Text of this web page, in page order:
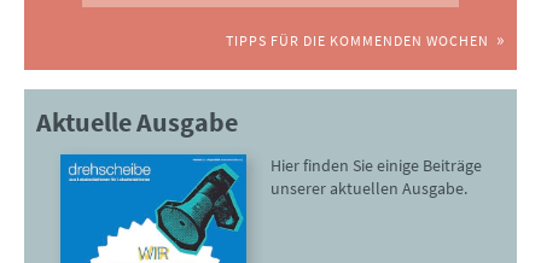
TIPPS FÜR DIE KOMMENDEN WOCHEN
Aktuelle Ausgabe
Hier finden Sie einige Beiträge
unserer aktuellen Ausgabe.